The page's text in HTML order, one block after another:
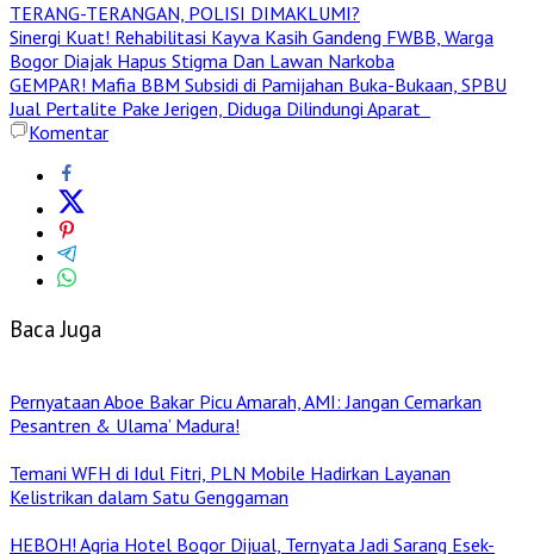
TERANG-TERANGAN, POLISI DIMAKLUMI?
Sinergi Kuat! Rehabilitasi Kayva Kasih Gandeng FWBB, Warga
Bogor Diajak Hapus Stigma Dan Lawan Narkoba
GEMPAR! Mafia BBM Subsidi di Pamijahan Buka-Bukaan, SPBU
Jual Pertalite Pake Jerigen, Diduga Dilindungi Aparat
Komentar
Baca Juga
Pernyataan Aboe Bakar Picu Amarah, AMI: Jangan Cemarkan
Pesantren & Ulama’ Madura!
Temani WFH di Idul Fitri, PLN Mobile Hadirkan Layanan
Kelistrikan dalam Satu Genggaman
HEBOH! Agria Hotel Bogor Dijual, Ternyata Jadi Sarang Esek-